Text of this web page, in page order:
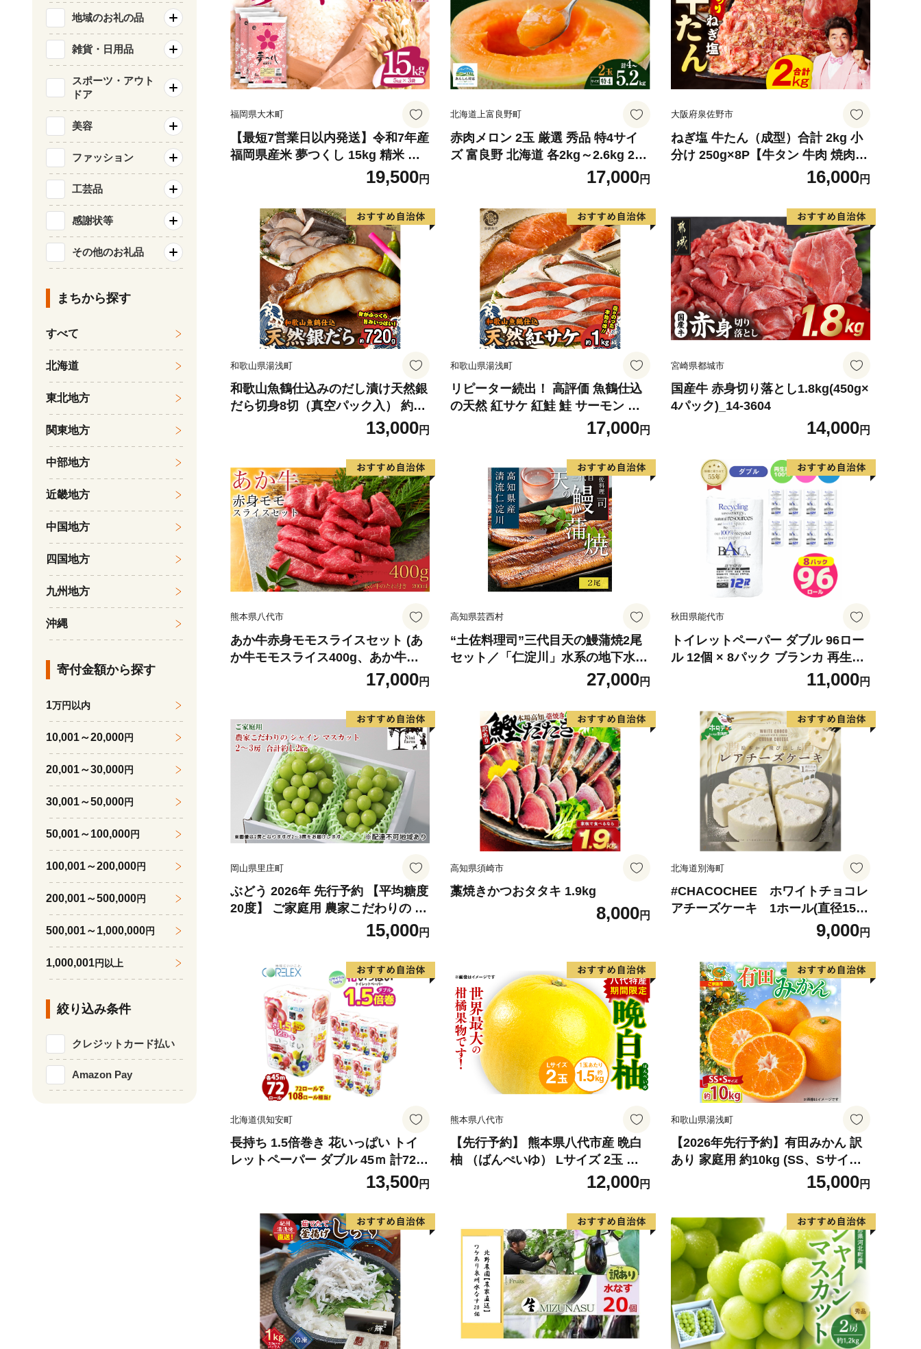
福岡県大木町
【最短7営業日以内発送】令和7年産
福岡県産米 夢つくし 15kg 精米 ※
北海道・沖縄・離島は配送不可
19,500円
北海道上富良野町
赤肉メロン 2玉 厳選 秀品 特4サイ
ズ 富良野 北海道 各2kg～2.6kg 2玉
セット ファーム富良野 メロン めろ
ん 果物 くだもの フルーツ デザート
旬の果物 旬のフルーツ
17,000円
大阪府泉佐野市
ねぎ塩 牛たん（成型）合計 2kg 小
分け 250g×8P【牛タン 牛肉 焼肉用
薄切り 訳あり サイズ不揃い】
16,000円
和歌山県湯浅町
和歌山魚鶴仕込みのだし漬け天然銀
だら切身8切（真空パック入） 約72
0g 小分け 独自製法 良質な脂 ふっ
くら 柔らかい 身質 甘み 旨味 白身
魚のトロ 梅酒 北海道南産 真こんぶ
だし漬け 煮付け ムニエル 味噌漬け
鍋物 冷凍 湯浅町 送料無料_G7334
13,000円
和歌山県湯浅町
リピーター続出！ 高評価 魚鶴仕込
の天然 紅サケ 紅鮭 鮭 サーモン 切
身 切り身 約1kg レビュー高評価 小
分け 真空パック 梅酒 真昆布 使用
だし まろやか 天然 鮭 魚 海の幸 海
鮮 魚介 食品 食べ物 おかず お弁当
水産加工品 冷凍 グルメ お取り寄せ
和歌山県 湯浅町 送料無料_G7317
17,000円
宮崎県都城市
国産牛 赤身切り落とし1.8kg(450g×
4パック)_14-3604
14,000円
熊本県八代市
あか牛赤身モモスライスセット (あ
か牛モモスライス400g、あか牛の
17,000円
高知県芸西村
“土佐料理司”三代目天の鰻蒲焼2尾
セット／「仁淀川」水系の地下水使
用 完全無投薬養殖 国産・高知県産
〈高知市共通返礼品〉うなぎ 真空
パック （ウナギう・たれセット）
27,000円
秋田県能代市
トイレットペーパー ダブル 96ロー
ル 12個 × 8パック ブランカ 再生紙
100％ 芯あり 日用品 消耗品 無香料
生活用品 備蓄 秋田県 能代市 送料無
料 《能代製紙》
11,000円
岡山県里庄町
ぶどう 2026年 先行予約 【平均糖度
20度】 ご家庭用 農家こだわりの シ
ャイン マスカット 2～3房 合計約1.
2kg ブドウ 葡萄 岡山県産 国産 フル
ーツ 果物 【 Nini farm 農家 直送 】
15,000円
高知県須崎市
藁焼きかつおタタキ 1.9kg
8,000円
北海道別海町
#CHACOCHEE ホワイトチョコレ
アチーズケーキ 1ホール(直径15c
m)（北海道,別海町,チーズ,ちーず,
チーズケーキ,ふるさと納税）
9,000円
北海道倶知安町
長持ち 1.5倍巻き 花いっぱい トイ
レットペーパー ダブル 45ｍ 計72ロ
ール 全18種 花柄 プリント ハーブ
香り付き 日本製 まとめ買い 防災 常
備品 ペーパー エコ 日用雑貨 消耗品
備蓄 送料無料 北海道 倶知安町 日用
13,500円
熊本県八代市
【先行予約】 熊本県八代市産 晩白
柚 （ばんぺいゆ） Lサイズ 2玉 柑
橘 みかん 果物 くだもの フルーツ
おやつ 特産 熊本県 八代市 【2026
年12月上旬より順次発送】
12,000円
和歌山県湯浅町
【2026年先行予約】有田みかん 訳
あり 家庭用 約10kg (SS、Sサイズ)
みかん 温州みかん フルーツ 柑橘 果
物 果実 ジューシー 人気 国産 食べ
物 和歌山県 湯浅町 送料無料_ZJ60
98
15,000円
地域のお礼の品
雑貨・日用品
スポーツ・アウト
ドア
美容
ファッション
工芸品
感謝状等
その他のお礼品
まちから探す
すべて
北海道
東北地方
関東地方
中部地方
近畿地方
中国地方
四国地方
九州地方
沖縄
寄付金額から探す
1万円以内
10,001～20,000円
20,001～30,000円
30,001～50,000円
50,001～100,000円
100,001～200,000円
200,001～500,000円
500,001～1,000,000円
1,000,001円以上
絞り込み条件
クレジットカード払い
Amazon Pay